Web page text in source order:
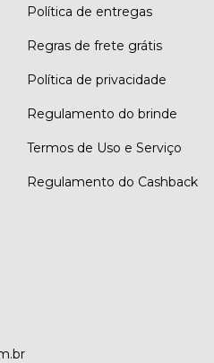
Política de entregas
Regras de frete grátis
Política de privacidade
Regulamento do brinde
Termos de Uso e Serviço
Regulamento do Cashback